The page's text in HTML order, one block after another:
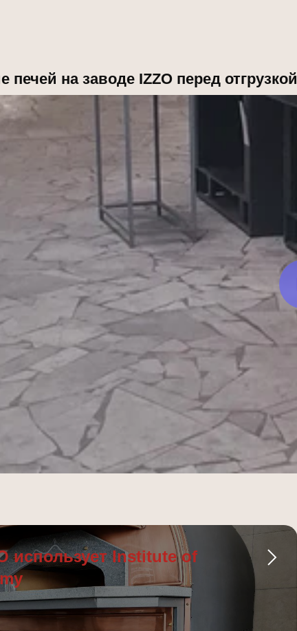
печей на заводе IZZO перед отгрузкой
использует Institute of